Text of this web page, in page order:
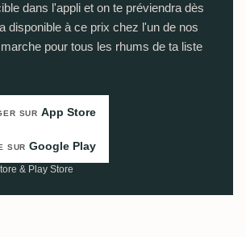
dans l'appli et on te préviendra dès
disponible à ce prix chez l'un de nos
pour tous les rhums de ta liste
SUR App Store
SUR Google Play
& Play Store